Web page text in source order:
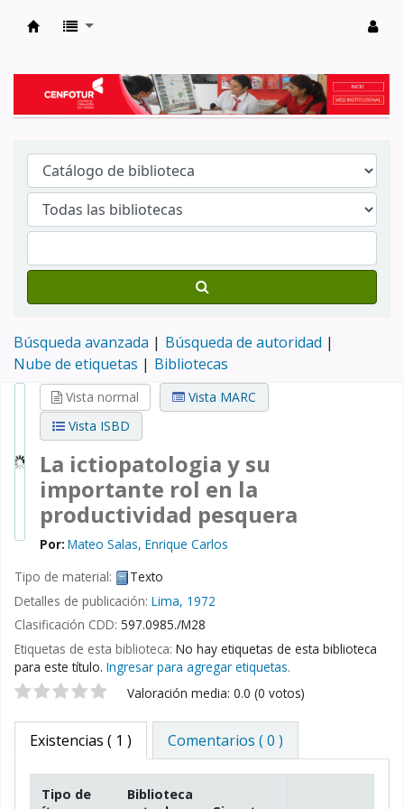
Búsqueda avanzada
Búsqueda de autoridad
Nube de etiquetas
Bibliotecas
Vista normal
Vista MARC
Vista ISBD
La ictiopatologia y su
importante rol en la
productividad pesquera
Por: Mateo Salas, Enrique Carlos
Tipo de material:
Texto
Detalles de publicación: Lima, 1972
Clasificación CDD: 597.0985./M28
Etiquetas de esta biblioteca: No hay etiquetas de esta biblioteca
para este título. Ingresar para agregar etiquetas.
Valoración Valoración media: 0.0 (0 votos)
Existencias ( 1 ) Comentarios ( 0 )
Tipo de
Biblioteca